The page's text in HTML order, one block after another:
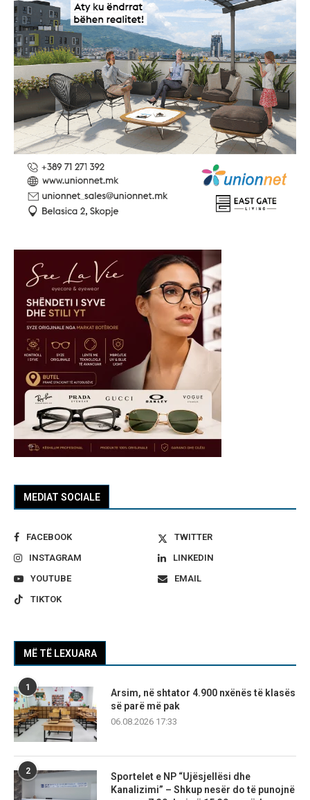
MEDIAT SOCIALE
FACEBOOK
TWITTER
INSTAGRAM
LINKEDIN
YOUTUBE
EMAIL
TIKTOK
MË TË LEXUARA
1
Arsim, në shtator 4.900 nxënës të klasës
së parë më pak
06.08.2026 17:33
2
Sportelet e NP “Ujësjellësi dhe
Kanalizimi” – Shkup nesër do të punojnë